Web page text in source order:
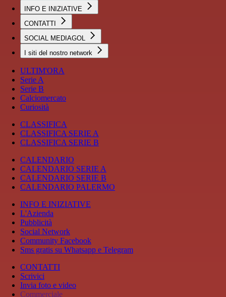
INFO E INIZIATIVE
CONTATTI
SOCIAL MEDIAGOL
I siti del nostro network
ULTIM'ORA
Serie A
Serie B
Calciomercato
Curiosità
CLASSIFICA
CLASSIFICA SERIE A
CLASSIFICA SERIE B
CALENDARIO
CALENDARIO SERIE A
CALENDARIO SERIE B
CALENDARIO PALERMO
INFO E INIZIATIVE
L'Azienda
Pubblicità
Social Network
Community Facebook
Sms gratis su Whatsapp e Telegram
CONTATTI
Scrivici
Invia foto e video
Commerciale